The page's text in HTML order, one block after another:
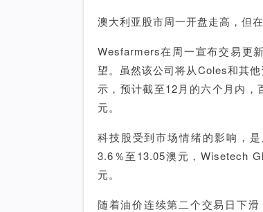
澳大利亚股市周一开盘走高，但在
Wesfarmers在周一宣布交易更
望。虽然该公司将从Coles和其
示，预计截至12月的六个月内
元。
科技股受到市场情绪的影响，
3.6％至13.05澳元，Wisetech
元。
随着油价连续第二个交易日下